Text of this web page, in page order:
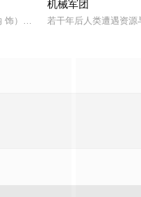
一个超越现实的奇异维度。为
饰）在神秘圣剑的召唤下，尘封
机械军团
若干年后人类遭遇资